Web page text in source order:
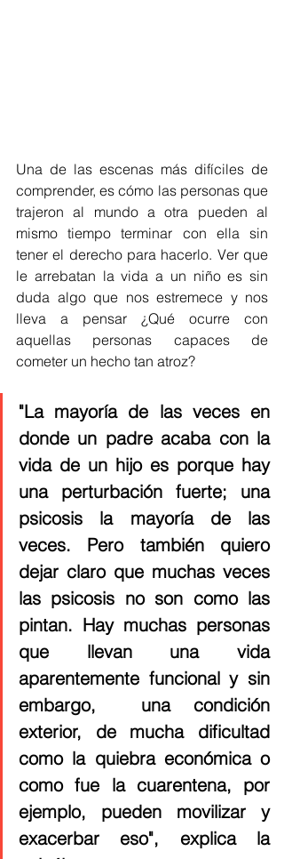
Una de las escenas más difíciles de
comprender, es cómo las personas que
trajeron al mundo a otra pueden al
mismo tiempo terminar con ella sin
tener el derecho para hacerlo. Ver que
le arrebatan la vida a un niño es sin
duda algo que nos estremece y nos
lleva a pensar ¿Qué ocurre con
aquellas personas capaces de
cometer un hecho tan atroz?
"La mayoría de las veces en
donde un padre acaba con la
vida de un hijo es porque hay
una perturbación fuerte; una
psicosis la mayoría de las
veces. Pero también quiero
dejar claro que muchas veces
las psicosis no son como las
pintan. Hay muchas personas
que llevan una vida
aparentemente funcional y sin
embargo,  una condición
exterior, de mucha dificultad
como la quiebra económica o
como fue la cuarentena, por
ejemplo, pueden movilizar y
exacerbar eso", explica la